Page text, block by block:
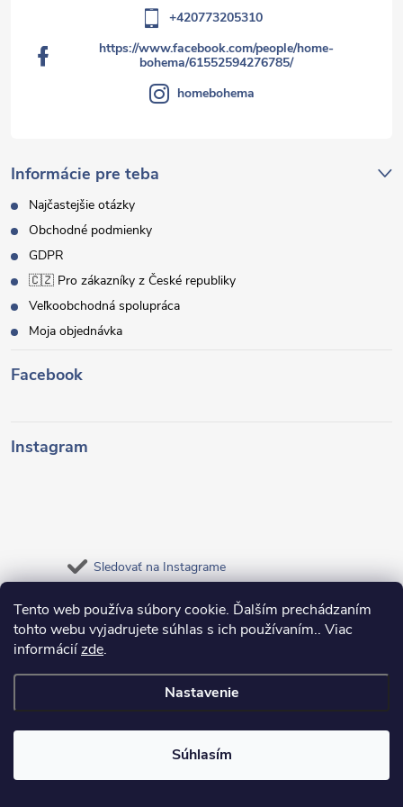
Tento web používa súbory cookie. Ďalším prechádzaním
tohto webu vyjadrujete súhlas s ich používaním.. Viac
informáciízde.
Nastavenie
Súhlasím
Informácie pre teba
Najčastejšie otázky
Obchodné podmienky
GDPR
🇨🇿 Pro zákazníky z České republiky
Veľkoobchodná spolupráca
Moja objednávka
+420773205310
https://www.facebook.com/people/home-
bohema/61552594276785/
homebohema
Facebook
Instagram
Sledovať na Instagrame
Vytvoril Shoptet
Copyright 2026HOME BOHEMA. Všetky práva vyhradené.